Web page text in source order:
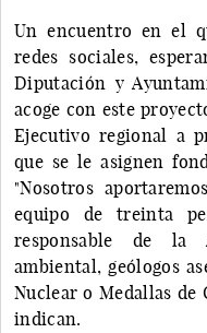
Un encuentro en el
redes sociales,
Diputación y
acoge con este
Ejecutivo regional a
que se le asignen
"Nosotros
equipo de treinta
responsable de la
ambiental, geólogos
Nuclear o Medallas de
indican.